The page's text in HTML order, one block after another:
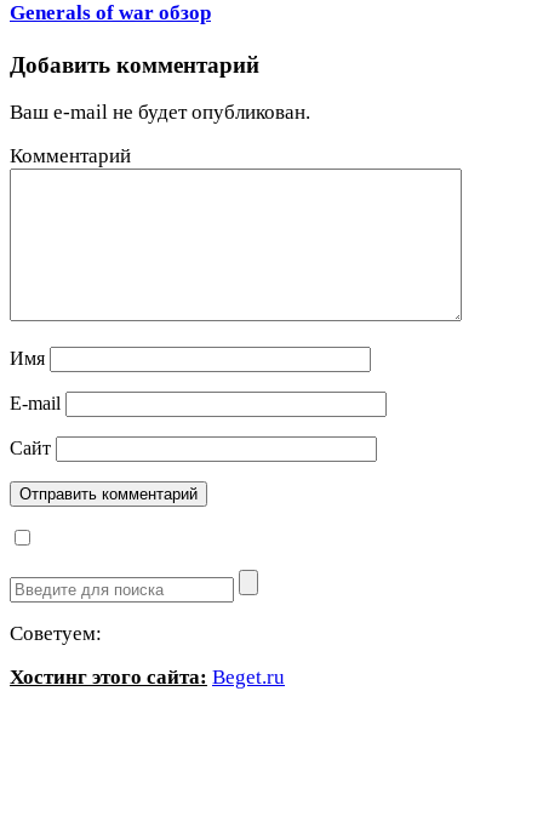
Generals of war обзор
Добавить комментарий
Ваш e-mail не будет опубликован.
Комментарий
Имя
E-mail
Сайт
Советуем:
Хостинг этого сайта: Beget.ru